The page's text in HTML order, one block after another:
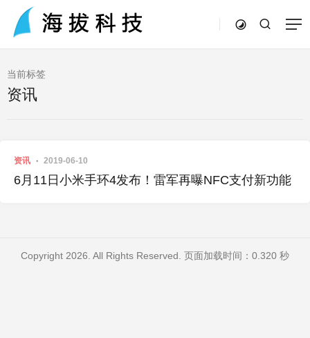
当前标签
资讯
资讯 2019-06-10
6月11日小米手环4发布！雷军再曝NFC支付新功能
Copyright 2026. All Rights Reserved. 页面加载时间：0.320 秒